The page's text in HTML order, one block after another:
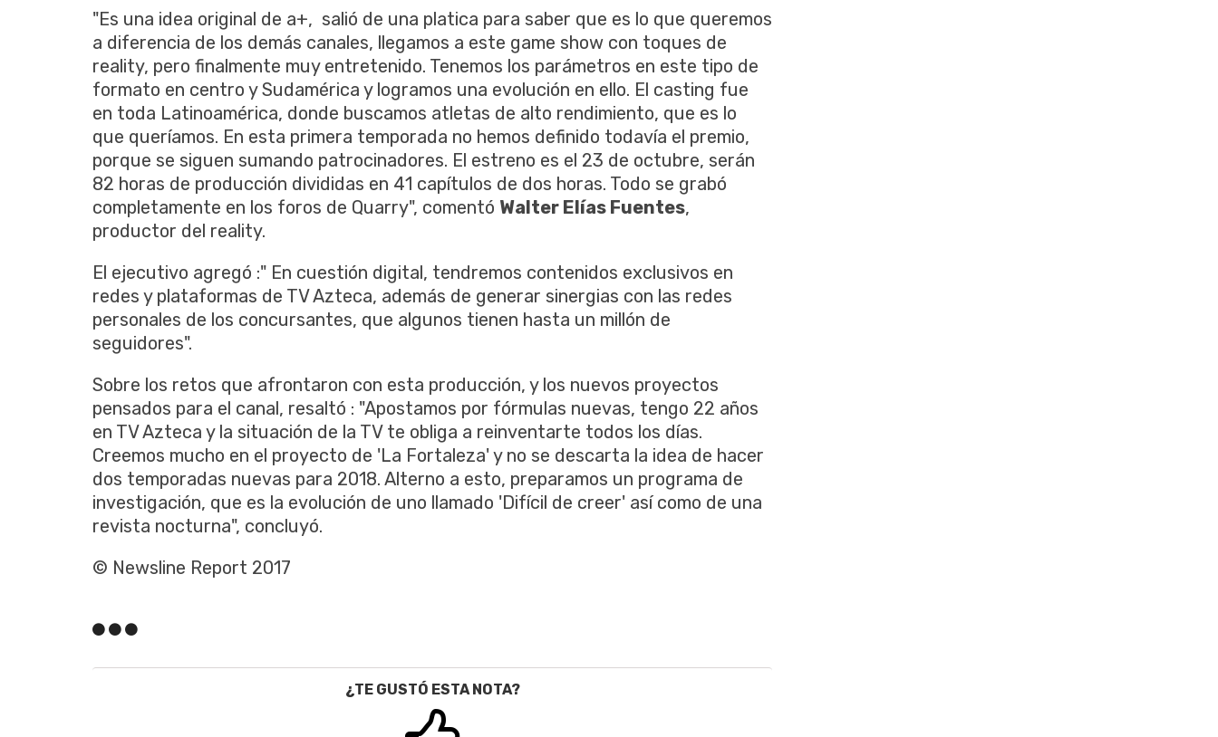
"Es una idea original de a+, salió de una platica para saber que es lo que queremos
a diferencia de los demás canales, llegamos a este game show con toques de
reality, pero finalmente muy entretenido. Tenemos los parámetros en este tipo de
formato en centro y Sudamérica y logramos una evolución en ello. El casting fue
en toda Latinoamérica, donde buscamos atletas de alto rendimiento, que es lo
que queríamos. En esta primera temporada no hemos definido todavía el premio,
porque se siguen sumando patrocinadores. El estreno es el 23 de octubre, serán
82 horas de producción divididas en 41 capítulos de dos horas. Todo se grabó
completamente en los foros de Quarry", comentó Walter Elías Fuentes,
productor del reality.
El ejecutivo agregó :" En cuestión digital, tendremos contenidos exclusivos en
redes y plataformas de TV Azteca, además de generar sinergias con las redes
personales de los concursantes, que algunos tienen hasta un millón de
seguidores".
Sobre los retos que afrontaron con esta producción, y los nuevos proyectos
pensados para el canal, resaltó : "Apostamos por fórmulas nuevas, tengo 22 años
en TV Azteca y la situación de la TV te obliga a reinventarte todos los días.
Creemos mucho en el proyecto de 'La Fortaleza' y no se descarta la idea de hacer
dos temporadas nuevas para 2018. Alterno a esto, preparamos un programa de
investigación, que es la evolución de uno llamado 'Difícil de creer' así como de una
revista nocturna", concluyó.
© Newsline Report 2017
¿TE GUSTÓ ESTA NOTA?